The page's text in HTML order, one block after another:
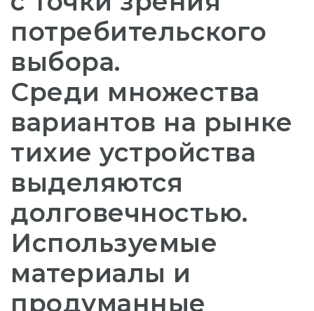
потребительского
выбора.
Среди множества
вариантов на рынке
тихие устройства
выделяются
долговечностью.
Используемые
материалы и
продуманные